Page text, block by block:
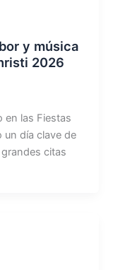
y música
2026
en las Fiestas
un día clave de
citas